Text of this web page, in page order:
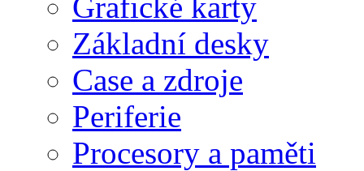
Základní desky
Case a zdroje
Periferie
Procesory a paměti